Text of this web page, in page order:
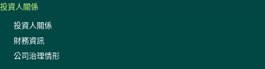
投資人關係
投資人關係
財務資訊
公司治理情形